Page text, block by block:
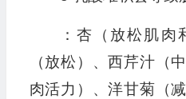
：杏（放松肌肉
（放松）、西芹汁（
肉活力）、洋甘菊（